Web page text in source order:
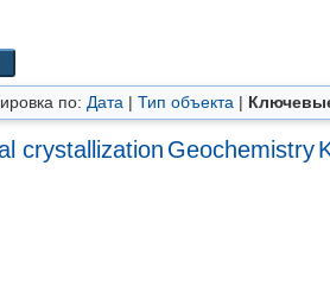
по: Дата | Тип объекта |
crystallization Geochemistry